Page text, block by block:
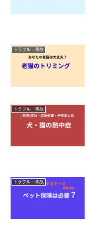
トラブル・事故
トラブル・事故
トラブル・事故